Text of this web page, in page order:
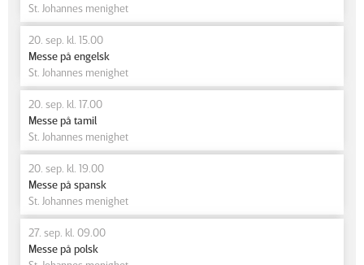
St. Johannes menighet
20. sep. kl. 15.00
Messe på engelsk
St. Johannes menighet
20. sep. kl. 17.00
Messe på tamil
St. Johannes menighet
20. sep. kl. 19.00
Messe på spansk
St. Johannes menighet
27. sep. kl. 09.00
Messe på polsk